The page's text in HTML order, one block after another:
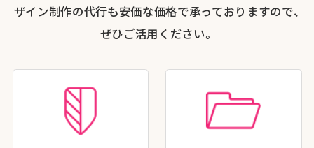
ザイン制作の代行も安価な価格で承っておりますので、
ぜひご活用ください。